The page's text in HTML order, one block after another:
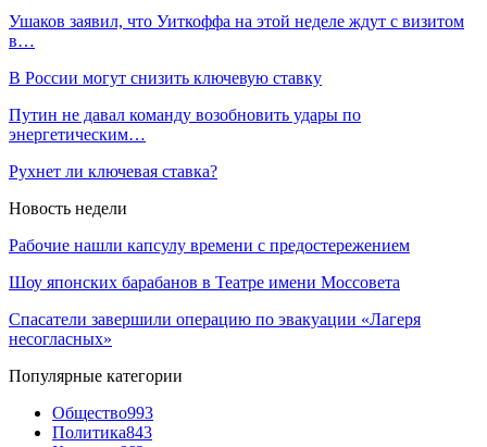
Ушаков заявил, что Уиткоффа на этой неделе ждут с визитом
в…
В России могут снизить ключевую ставку
Путин не давал команду возобновить удары по
энергетическим…
Рухнет ли ключевая ставка?
Новость недели
Рабочие нашли капсулу времени с предостережением
Шоу японских барабанов в Театре имени Моссовета
Спасатели завершили операцию по эвакуации «Лагеря
несогласных»
Популярные категории
Общество993
Политика843